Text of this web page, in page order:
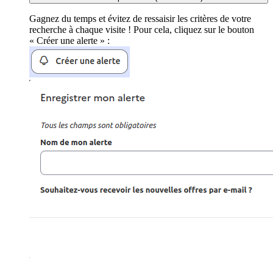
Gagnez du temps et évitez de ressaisir les critères de votre
recherche à chaque visite ! Pour cela, cliquez sur le bouton
« Créer une alerte » :